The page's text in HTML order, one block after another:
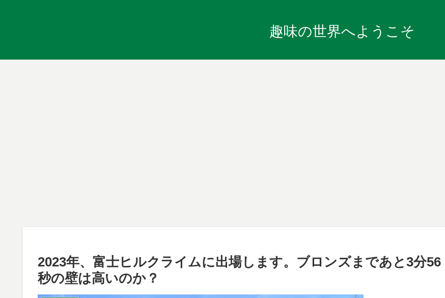
趣味の世界へようこそ
2023年、富士ヒルクライムに出場します。ブロンズまであと3分56
秒の壁は高いのか？